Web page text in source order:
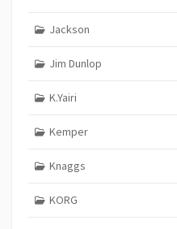
Jackson
Jim Dunlop
K.Yairi
Kemper
Knaggs
KORG